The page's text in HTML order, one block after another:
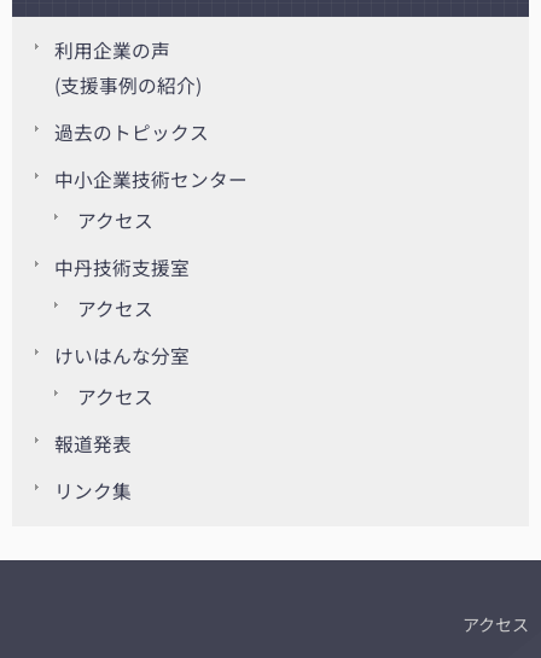
利用企業の声
(支援事例の紹介)
過去のトピックス
中小企業技術センター
アクセス
中丹技術支援室
アクセス
けいはんな分室
アクセス
報道発表
リンク集
アクセス